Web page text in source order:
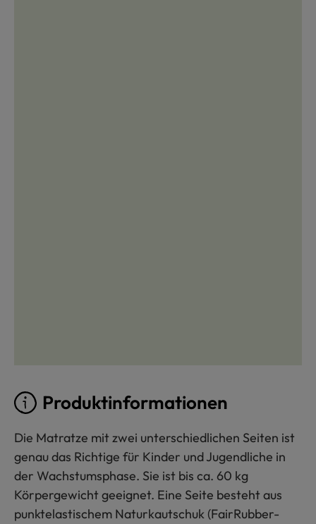
Produktinformationen
Die Matratze mit zwei unterschiedlichen Seiten ist
genau das Richtige für Kinder und Jugendliche in
der Wachstumsphase. Sie ist bis ca. 60 kg
Körpergewicht geeignet. Eine Seite besteht aus
punktelastischem Naturkautschuk (FairRubber-